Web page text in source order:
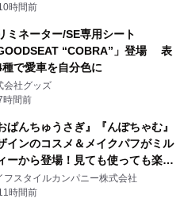
時間前
ミネーター/SE専用シート
GOODSEAT “COBRA”」登場 表
種で愛車を自分色に
会社グッズ
時間前
ぱんちゅうさぎ』『んぽちゃむ』
インのコスメ＆メイクパフがミル
ーから登場！見ても使っても楽し
ポップでキュートなコレクショ
フスタイルカンパニー株式会社
時間前